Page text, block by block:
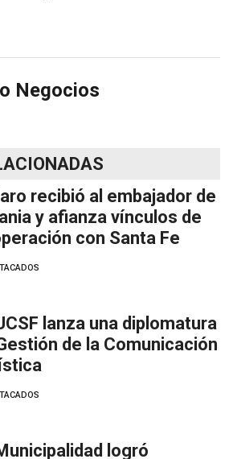
Negocios
recibió al embajador de
y afianza vínculos de
con Santa Fe
lanza una diplomatura
de la Comunicación
logró